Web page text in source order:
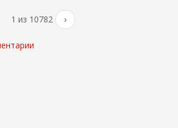
1 из 10782 ›